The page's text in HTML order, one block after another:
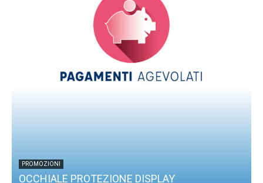
PROMOZIONI
OCCHIALE PROTEZIONE DISPLAY